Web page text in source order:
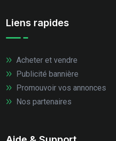
Liens rapides
Acheter et vendre
Publicité bannière
Promouvoir vos annonces
Nos partenaires